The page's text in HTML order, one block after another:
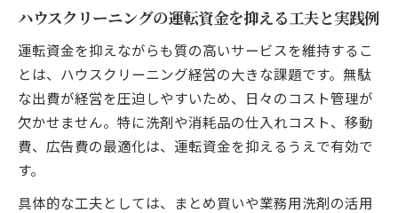
ハウスクリーニングの運転資金を抑える工夫と実践例
運転資金を抑えながらも質の高いサービスを維持するこ
とは、ハウスクリーニング経営の大きな課題です。無駄
な出費が経営を圧迫しやすいため、日々のコスト管理が
欠かせません。特に洗剤や消耗品の仕入れコスト、移動
費、広告費の最適化は、運転資金を抑えるうえで有効で
す。
具体的な工夫としては、まとめ買いや業務用洗剤の活用